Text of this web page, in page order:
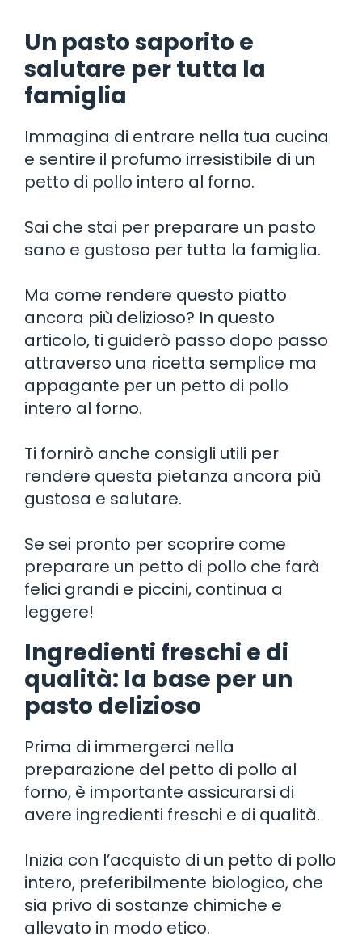
Un pasto saporito e
salutare per tutta la
famiglia
Immagina di entrare nella tua cucina
e sentire il profumo irresistibile di un
petto di pollo intero al forno.
Sai che stai per preparare un pasto
sano e gustoso per tutta la famiglia.
Ma come rendere questo piatto
ancora più delizioso? In questo
articolo, ti guiderò passo dopo passo
attraverso una ricetta semplice ma
appagante per un petto di pollo
intero al forno.
Ti fornirò anche consigli utili per
rendere questa pietanza ancora più
gustosa e salutare.
Se sei pronto per scoprire come
preparare un petto di pollo che farà
felici grandi e piccini, continua a
leggere!
Ingredienti freschi e di
qualità: la base per un
pasto delizioso
Prima di immergerci nella
preparazione del petto di pollo al
forno, è importante assicurarsi di
avere ingredienti freschi e di qualità.
Inizia con l’acquisto di un petto di pollo
intero, preferibilmente biologico, che
sia privo di sostanze chimiche e
allevato in modo etico.